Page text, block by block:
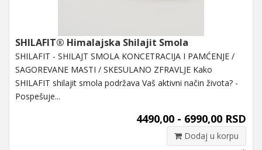
SHILAFIT® Himalajska Shilajit Smola
SHILAFIT - SHILAJT SMOLA KONCETRACIJA I PAMĆENJE /
SAGOREVANE MASTI / SKESULANO ZFRAVLJE Kako
SHILAFIT shilajit smola podržava Vaš aktivni način života? -
Pospešuje...
4490,00 - 6990,00 RSD
Dodaj u korpu